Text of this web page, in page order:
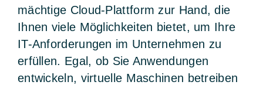
mächtige Cloud-Plattform zur Hand, die
Ihnen viele Möglichkeiten bietet, um Ihre
IT-Anforderungen im Unternehmen zu
erfüllen. Egal, ob Sie Anwendungen
entwickeln, virtuelle Maschinen betreiben